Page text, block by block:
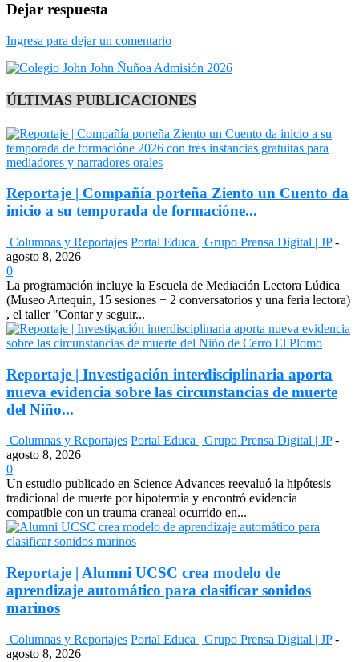
Dejar respuesta
Ingresa para dejar un comentario
ÚLTIMAS PUBLICACIONES
Reportaje | Compañía porteña Ziento un Cuento da
inicio a su temporada de formacióne...
Columnas y Reportajes Portal Educa | Grupo Prensa Digital | JP -
agosto 8, 2026
0
La programación incluye la Escuela de Mediación Lectora Lúdica
(Museo Artequin, 15 sesiones + 2 conversatorios y una feria lectora)
, el taller "Contar y seguir...
Reportaje | Investigación interdisciplinaria aporta
nueva evidencia sobre las circunstancias de muerte
del Niño...
Columnas y Reportajes Portal Educa | Grupo Prensa Digital | JP -
agosto 8, 2026
0
Un estudio publicado en Science Advances reevaluó la hipótesis
tradicional de muerte por hipotermia y encontró evidencia
compatible con un trauma craneal ocurrido en...
Reportaje | Alumni UCSC crea modelo de
aprendizaje automático para clasificar sonidos
marinos
Columnas y Reportajes Portal Educa | Grupo Prensa Digital | JP -
agosto 8, 2026